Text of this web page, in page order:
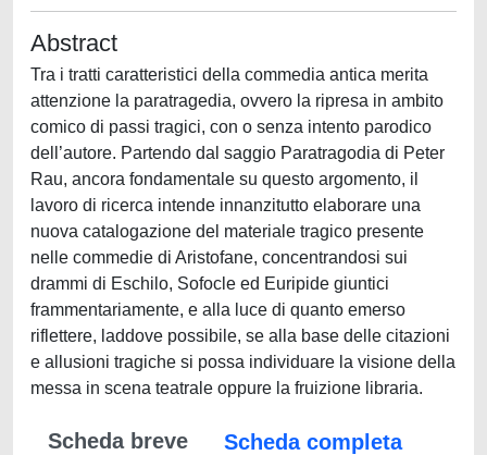
Abstract
Tra i tratti caratteristici della commedia antica merita
attenzione la paratragedia, ovvero la ripresa in ambito
comico di passi tragici, con o senza intento parodico
dell’autore. Partendo dal saggio Paratragodia di Peter
Rau, ancora fondamentale su questo argomento, il
lavoro di ricerca intende innanzitutto elaborare una
nuova catalogazione del materiale tragico presente
nelle commedie di Aristofane, concentrandosi sui
drammi di Eschilo, Sofocle ed Euripide giuntici
frammentariamente, e alla luce di quanto emerso
riflettere, laddove possibile, se alla base delle citazioni
e allusioni tragiche si possa individuare la visione della
messa in scena teatrale oppure la fruizione libraria.
Scheda breve
Scheda completa